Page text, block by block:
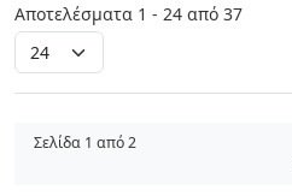
Αποτελέσματα 1 - 24 από 37
Σελίδα 1 από 2